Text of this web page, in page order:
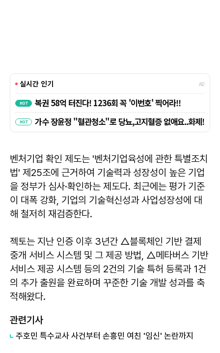
벤처기업 확인 제도는 '벤처기업육성에 관한 특별조치
법' 제25조에 근거하여 기술력과 성장성이 높은 기업
을 정부가 심사·확인하는 제도다. 최근에는 평가 기준
이 대폭 강화, 기업의 기술혁신성과 사업성장성에 대
해 철저히 재검증한다.
젝토는 지난 인증 이후 3년간 △블록체인 기반 결제
중개 서비스 시스템 및 그 제공 방법, △메타버스 기반
서비스 제공 시스템 등의 2건의 기술 특허 등록과 1건
의 추가 출원을 완료하며 꾸준한 기술 개발 성과를 축
적해왔다.
관련기사
주호민 특수교사 사건부터 손흥민 여친 '임신' 논란까지